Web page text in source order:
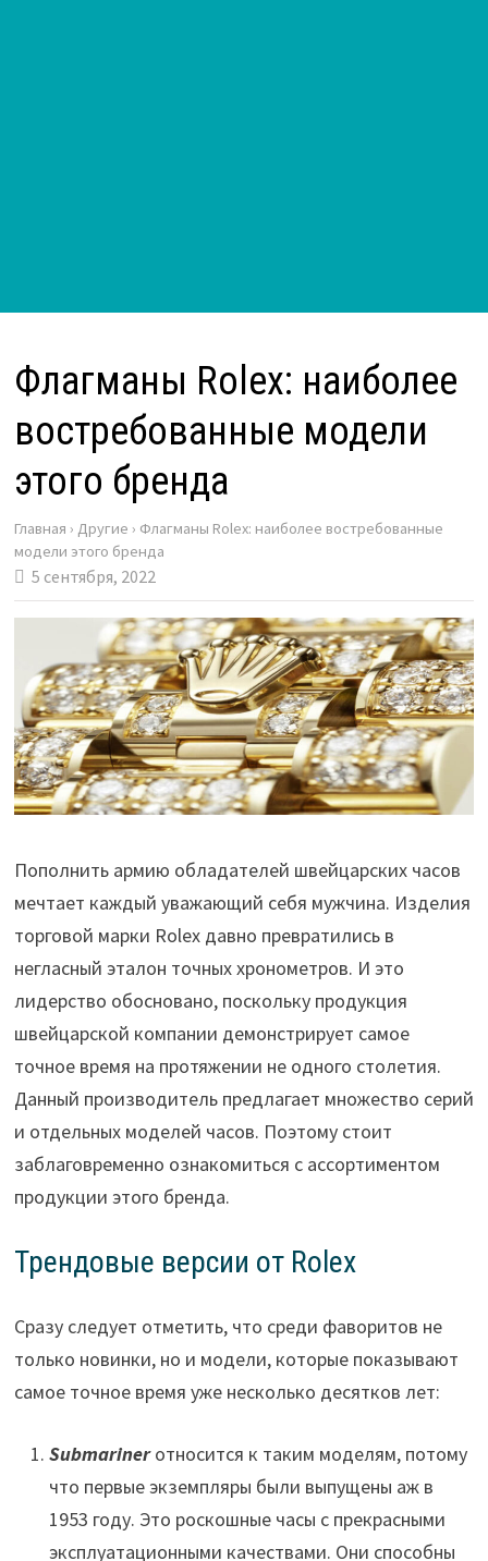
Флагманы Rolex: наиболее
востребованные модели
этого бренда
Главная › Другие › Флагманы Rolex: наиболее востребованные
модели этого бренда
5 сентября, 2022
Пополнить армию обладателей швейцарских часов
мечтает каждый уважающий себя мужчина. Изделия
торговой марки Rolex давно превратились в
негласный эталон точных хронометров. И это
лидерство обосновано, поскольку продукция
швейцарской компании демонстрирует самое
точное время на протяжении не одного столетия.
Данный производитель предлагает множество серий
и отдельных моделей часов. Поэтому стоит
заблаговременно ознакомиться с ассортиментом
продукции этого бренда.
Трендовые версии от Rolex
Сразу следует отметить, что среди фаворитов не
только новинки, но и модели, которые показывают
самое точное время уже несколько десятков лет:
Submarinerотносится к таким моделям, потому
что первые экземпляры были выпущены аж в
1953 году. Это роскошные часы с прекрасными
эксплуатационными качествами. Они способны